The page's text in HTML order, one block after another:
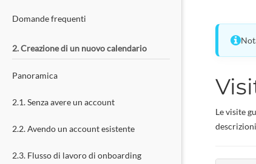
Domande frequenti
2. Creazione di un nuovo calendario
Panoramica
2.1. Senza avere un account
2.2. Avendo un account esistente
2.3. Flusso di lavoro di onboarding
Le visite